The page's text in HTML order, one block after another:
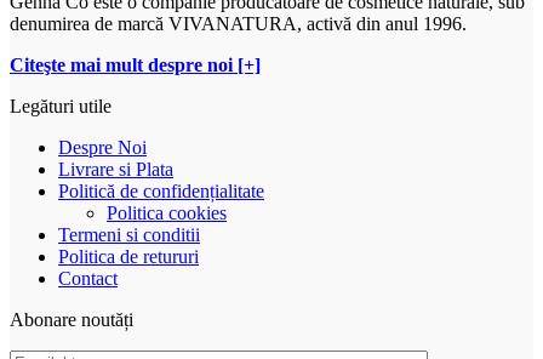
denumirea de marcă VIVANATURA, activă din anul 1996.
Citeşte mai mult despre noi [+]
Legături utile
Despre Noi
Livrare si Plata
Politică de confidențialitate
Politica cookies
Termeni si conditii
Politica de retururi
Contact
Abonare noutăți